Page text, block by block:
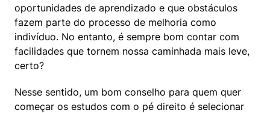
oportunidades de aprendizado e que obstáculos
fazem parte do processo de melhoria como
indivíduo. No entanto, é sempre bom contar com
facilidades que tornem nossa caminhada mais leve,
certo?
Nesse sentido, um bom conselho para quem quer
começar os estudos com o pé direito é selecionar